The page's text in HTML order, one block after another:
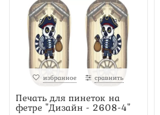
избранное сравнить
Печать для пинеток на
фетре "Дизайн - 2608-4"